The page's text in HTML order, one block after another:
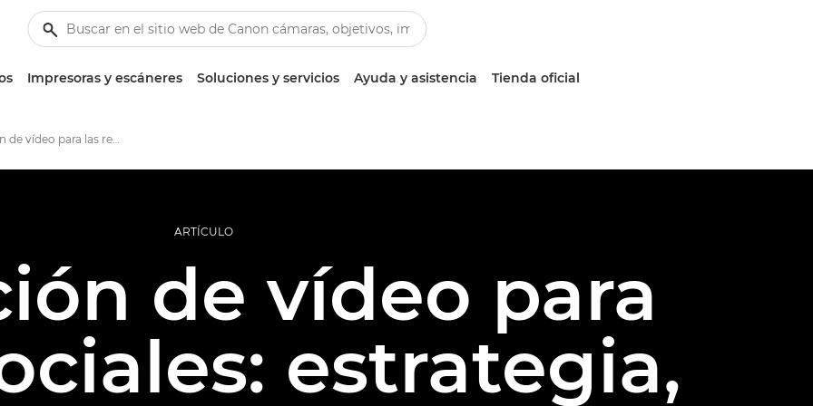
Impresoras y escáneres Soluciones y servicios Ayuda y asistencia Tienda oficial
Grabación de vídeo para las redes sociales
ARTÍCULO
de vídeo para
estrategia,